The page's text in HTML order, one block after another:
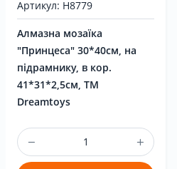
Артикул: H8779
Алмазна мозаїка
"Принцеса" 30*40см, на
підрамнику, в кор.
41*31*2,5см, ТМ
Dreamtoys